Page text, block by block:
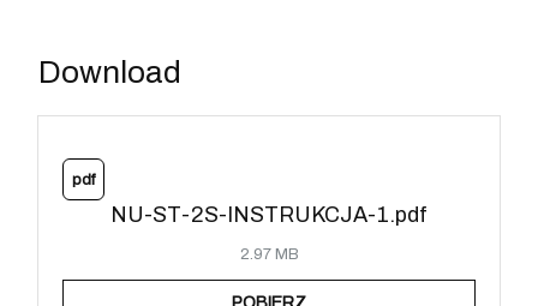
Download
pdf
NU-ST-2S-INSTRUKCJA-1.pdf
2.97 MB